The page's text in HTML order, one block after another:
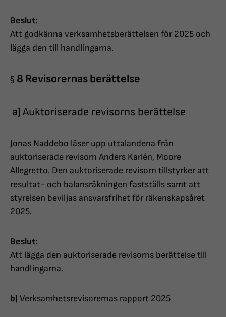
Beslut:
Att godkänna verksamhetsberättelsen för 2025 och
lägga den till handlingarna.
§ 8 Revisorernas berättelse
a)Auktoriserade revisorns berättelse
Jonas Naddebo läser upp uttalandena från
auktoriserade revisorn Anders Karlén, Moore
Allegretto. Den auktoriserade revisorn tillstyrker att
resultat- och balansräkningen fastställs samt att
styrelsen beviljas ansvarsfrihet för räkenskapsåret
2025.
Beslut:
Att lägga den auktoriserade revisorns berättelse till
handlingarna.
b) Verksamhetsrevisorernas rapport 2025